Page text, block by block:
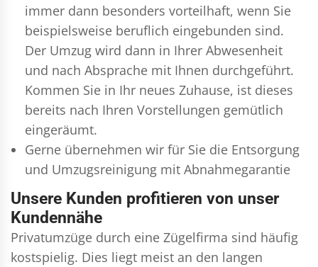
immer dann besonders vorteilhaft, wenn Sie
beispielsweise beruflich eingebunden sind.
Der Umzug wird dann in Ihrer Abwesenheit
und nach Absprache mit Ihnen durchgeführt.
Kommen Sie in Ihr neues Zuhause, ist dieses
bereits nach Ihren Vorstellungen gemütlich
eingeräumt.
Gerne übernehmen wir für Sie die Entsorgung
und Umzugsreinigung mit Abnahmegarantie
Unsere Kunden profitieren von unser
Kundennähe
Privatumzüge durch eine Zügelfirma sind häufig
kostspielig. Dies liegt meist an den langen